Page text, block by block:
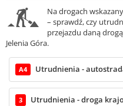
Na drogach
– sprawdź, czy
przejazdu daną
Jelenia Góra.
A4 Utrudnienia -
3 Utrudnienia - droga